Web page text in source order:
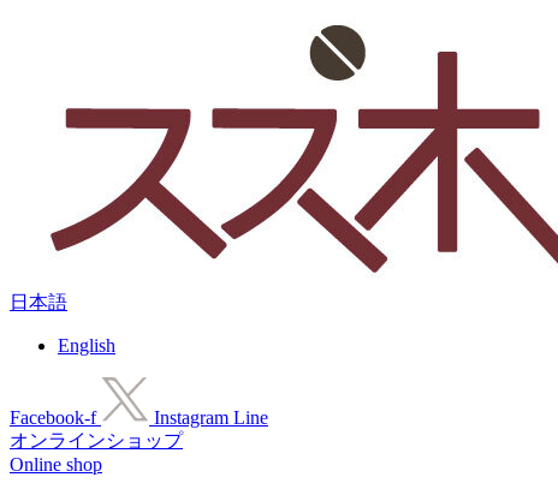
日本語
English
Facebook-f Instagram Line
オンラインショップ
Online shop